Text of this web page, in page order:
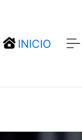
INICIO